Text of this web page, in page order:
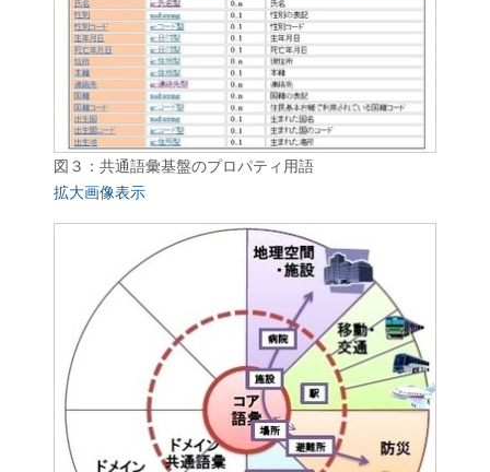
図３：共通語彙基盤のプロパティ用語
拡大画像表示